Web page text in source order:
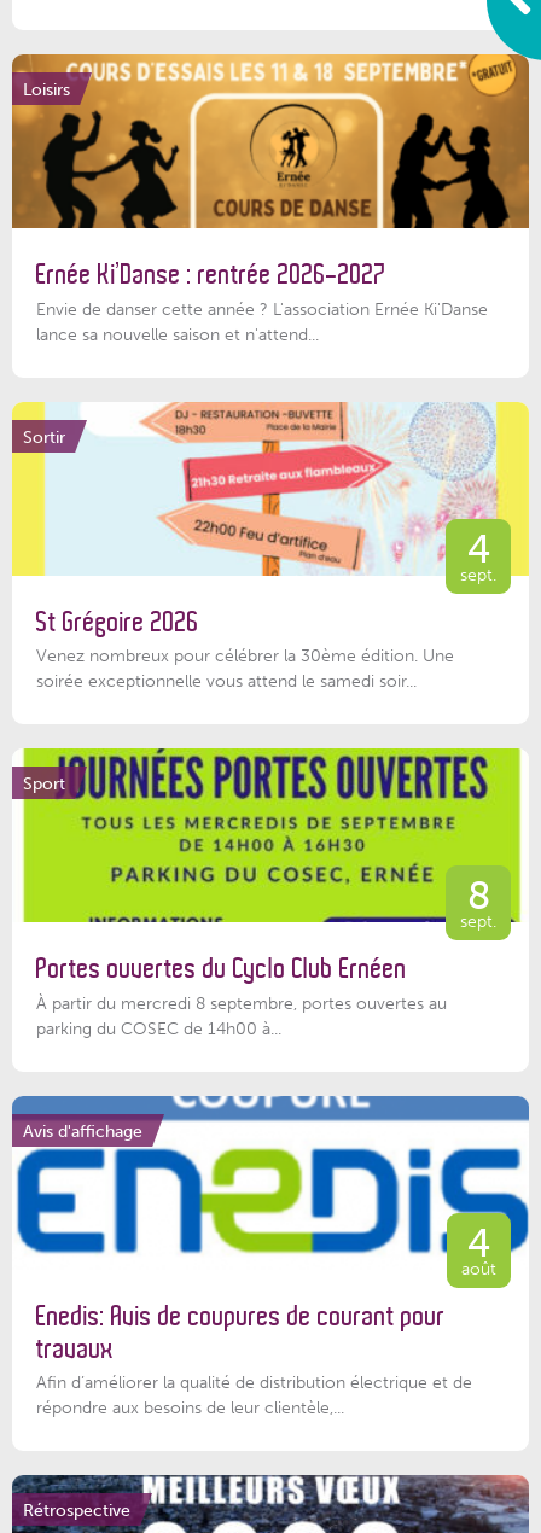
Loisirs
Ernée Ki’Danse : rentrée 2026-2027
Envie de danser cette année ? L'association Ernée Ki'Danse
lance sa nouvelle saison et n'attend...
Sortir
4
sept.
St Grégoire 2026
Venez nombreux pour célébrer la 30ème édition. Une
soirée exceptionnelle vous attend le samedi soir...
Sport
8
sept.
Portes ouvertes du Cyclo Club Ernéen
À partir du mercredi 8 septembre, portes ouvertes au
parking du COSEC de 14h00 à...
Avis d'affichage
4
août
Enedis: Avis de coupures de courant pour
travaux
Afin d’améliorer la qualité de distribution électrique et de
répondre aux besoins de leur clientèle,...
Rétrospective